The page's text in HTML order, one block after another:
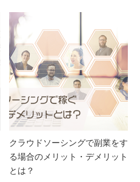
クラウドソーシングで副業をす
る場合のメリット・デメリット
とは？